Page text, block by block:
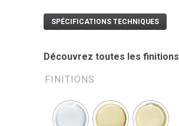
SPÉCIFICATIONS TECHNIQUES
Découvrez toutes les finitions
FINITIONS